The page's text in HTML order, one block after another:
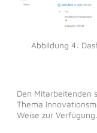
Abbildung 4:
Den Mitarbeitenden
Thema
Weise zur Verfügung.